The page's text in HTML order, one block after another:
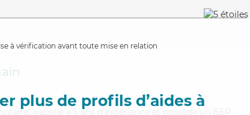
à vérification avant toute mise en relation
plus de profils d’aides à
Isabelle a 5 ans d'expérience et possède un BEP